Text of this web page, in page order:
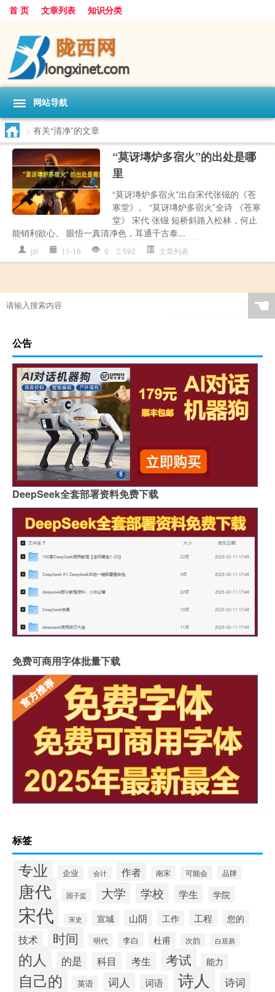
首 页 文章列表 知识分类
网站导航
> 有关“清净”的文章
“莫讶塼炉多宿火”的出处是哪
里
“莫讶塼炉多宿火”出自宋代张镃的《苍
寒堂》。 “莫讶塼炉多宿火”全诗 《苍寒
堂》 宋代 张镃 短桥斜路入松林，何止
能销利欲心。 眼悟一真清净色，耳通千古泰...
jzl 11-16 0 592 文章列表
☚
公告
DeepSeek全套部署资料免费下载
免费可商用字体批量下载
标签
专业 企业 会计 作者 南宋 可能会 品牌
唐代 国子监 大学 学校 学生 学院
宋代 宋史 宣城 山阴 工作 工程 您的
技术 时间 明代 李白 杜甫 次韵 白居易
的人 的是 科目 考生 考试 能力
自己的 英语 词人 词语 诗人 诗词